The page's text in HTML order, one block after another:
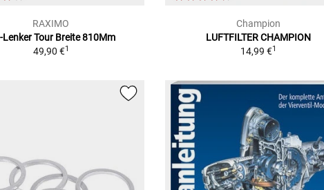
RAXIMO
Lenker Tour Breite 810Mm
49,90 €1
Champion
LUFTFILTER CHAMPION
14,99 €1